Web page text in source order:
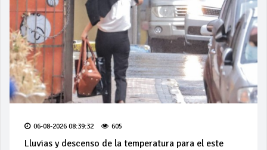
06-08-2026 08:39:32 605
Lluvias y descenso de la temperatura para el este